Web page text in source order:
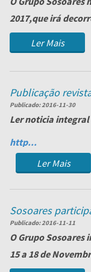
2017,que irá
Ler Mais
Publicação
Publicado:2016-11-30
Ler noticia integral
http...
Ler Mais
Sosoares
Publicado:2016-11-11
O Grupo
15 a 18 de